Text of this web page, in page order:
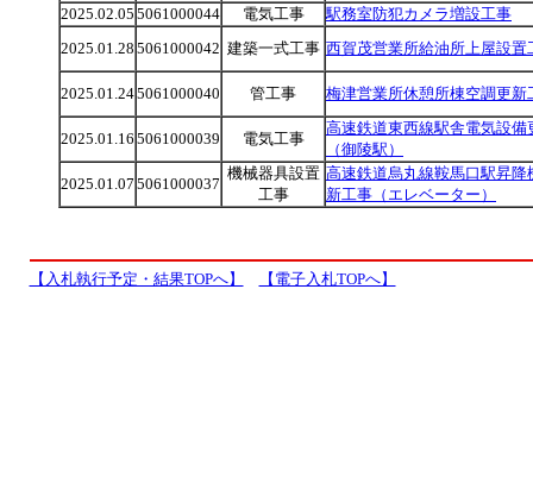
2025.02.05 5061000044 電気工事
駅務室防犯カメラ増設工事
2025.01.28 5061000042 建築一式工事 西賀茂営業所給油所上屋設置
2025.01.245061000040 管工事 梅津営業所休憩所棟空調更新
2025.01.16 5061000039 電気工事
高速鉄道東西線駅舎電気設備
（御陵駅）
2025.01.07 5061000037
機械器具設置
工事
高速鉄道烏丸線鞍馬口駅昇降
新工事（エレベーター）
【入札執行予定・結果TOPへ】 【電子入札TOPへ】